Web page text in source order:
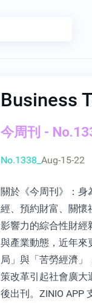
Business
今周刊 -
No.1338_ Aug-15-22
關於《今周刊》：身
經、預約財富、關懷
影響力的綜合性財經
與產業動態，近年來
局」與「苦勞經濟
策改革引起社會廣大
後出刊。ZINIO APP